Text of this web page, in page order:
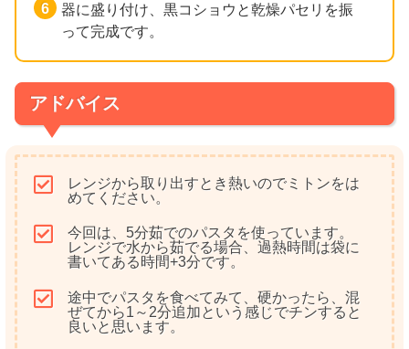
器に盛り付け、黒コショウと乾燥パセリを振
って完成です。
アドバイス
レンジから取り出すとき熱いのでミトンをは
めてください。
今回は、5分茹でのパスタを使っています。
レンジで水から茹でる場合、過熱時間は袋に
書いてある時間+3分です。
途中でパスタを食べてみて、硬かったら、混
ぜてから1～2分追加という感じでチンすると
良いと思います。